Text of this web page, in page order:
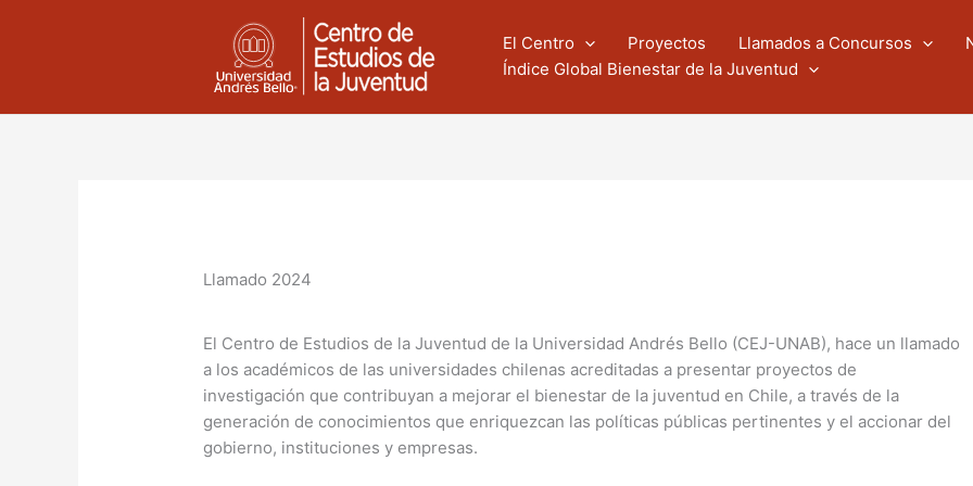
El Centro Proyectos Llamados a Concursos
Índice Global Bienestar de la Juventud
Llamado 2024
El Centro de Estudios de la Juventud de la Universidad Andrés Bello (CEJ-UNAB), hace un llamado
a los académicos de las universidades chilenas acreditadas a presentar proyectos de
investigación que contribuyan a mejorar el bienestar de la juventud en Chile, a través de la
generación de conocimientos que enriquezcan las políticas públicas pertinentes y el accionar del
gobierno, instituciones y empresas.